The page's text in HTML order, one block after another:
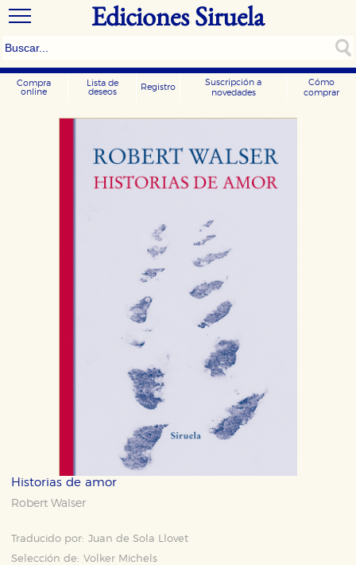
Ediciones Siruela
Compra
online
Lista de
deseos
Registro
Suscripción a
novedades
Cómo
comprar
Historias de amor
Robert Walser
Traducido por: Juan de Sola Llovet
Selección de: Volker Michels